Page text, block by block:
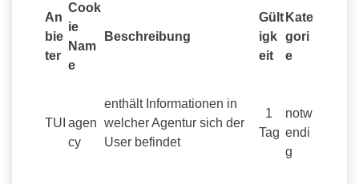
An
bie
ter
Cook
ie
Nam
e
Beschreibung
Gült
igk
eit
Kate
gori
e
TUI agen
cy
enthält Informationen in
welcher Agentur sich der
User befindet
1
Tag
notw
endi
g